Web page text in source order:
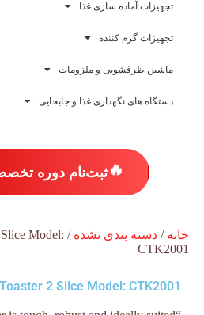
تجهیزات آماده سازی غذا
تجهیزات گرم کننده
ماشین ظرفشویی و ملزومات
دستگاه های نگهداری غذا و جابجایی
🔥ثبت‌نام دوره
خانه / دسته بندی نشده
Slice Model:
CTK2001
2 Slice Model: CTK2001